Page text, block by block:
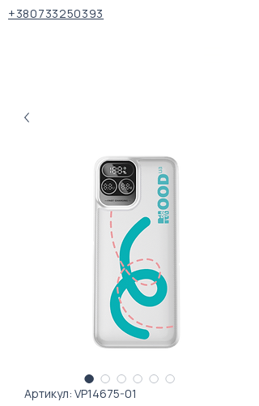
+380733250393
Артикул: VP14675-01